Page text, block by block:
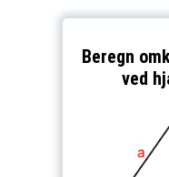
Beregn
ved